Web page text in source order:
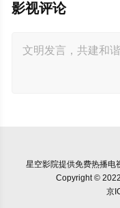
影视评论
星空影院提供免费热播电
Copyright ©
京